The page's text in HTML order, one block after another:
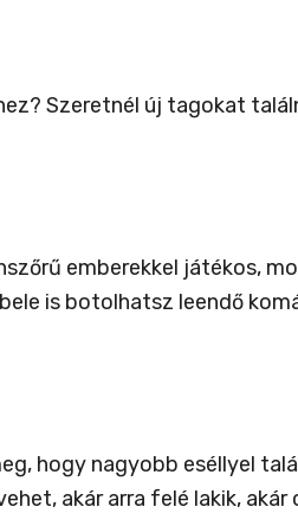
Szeretnél új tagokat
emberekkel játékos,
is botolhatsz leendő
hogy nagyobb eséllyel
akár arra felé lakik,